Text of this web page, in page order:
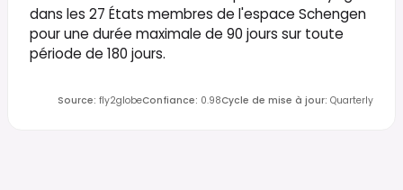
dans les 27 États membres de l'espace Schengen
pour une durée maximale de 90 jours sur toute
période de 180 jours.
Source: fly2globeConfiance: 0.98Cycle de mise à jour: Quarterly